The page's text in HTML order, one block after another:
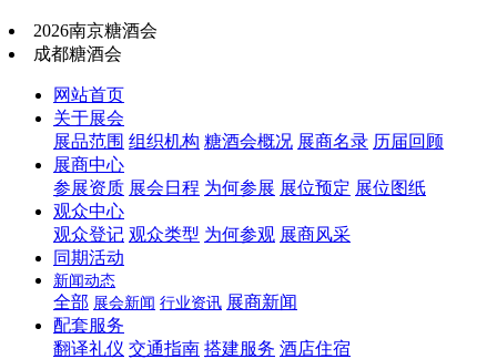
2026南京糖酒会
成都糖酒会
网站首页
关于展会
展品范围 组织机构 糖酒会概况 展商名录 历届回顾
展商中心
参展资质 展会日程 为何参展 展位预定 展位图纸
观众中心
观众登记 观众类型 为何参观 展商风采
同期活动
新闻动态
全部 展会新闻 行业资讯 展商新闻
配套服务
翻译礼仪 交通指南 搭建服务 酒店住宿